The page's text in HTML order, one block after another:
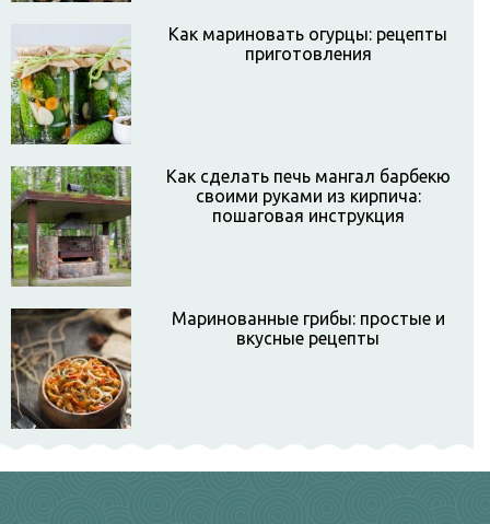
Как мариновать огурцы: рецепты
приготовления
Как сделать печь мангал барбекю
своими руками из кирпича:
пошаговая инструкция
Маринованные грибы: простые и
вкусные рецепты